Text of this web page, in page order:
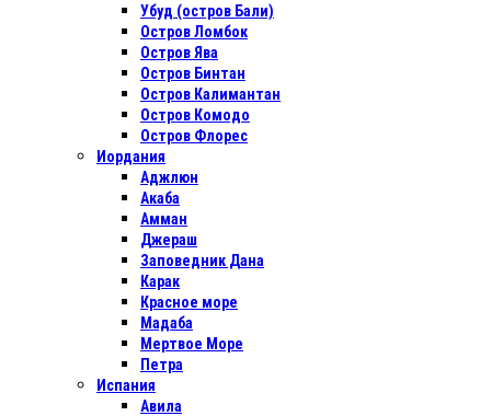
Убуд (остров Бали)
Остров Ломбок
Остров Ява
Остров Бинтан
Остров Калимантан
Остров Комодо
Остров Флорес
Иордания
Аджлюн
Акаба
Амман
Джераш
Заповедник Дана
Карак
Красное море
Мадаба
Мертвое Море
Петра
Испания
Авила